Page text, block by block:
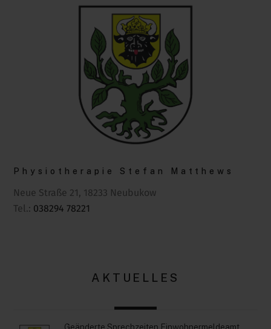
Physiotherapie Stefan Matthews
Neue Straße 21, 18233 Neubukow
Tel.: 038294 78221
AKTUELLES
Geänderte Sprechzeiten Einwohnermeldeamt,